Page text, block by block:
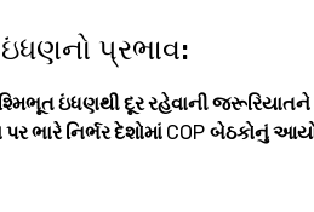
પ્રભાવ:
ઇંધણથી દૂર રહેવાની જરૂરિયાતને
ભારે નિર્ભર દેશોમાં COP બેઠકોનું